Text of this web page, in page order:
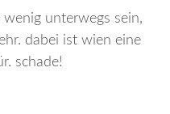
unterwegs sein,
dabei ist wien eine
schade!